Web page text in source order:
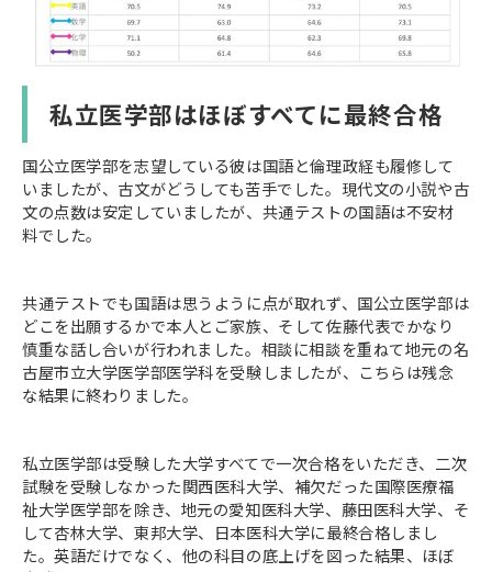
私立医学部はほぼすべてに最終合格
国公立医学部を志望している彼は国語と倫理政経も履修して
いましたが、古文がどうしても苦手でした。現代文の小説や古
文の点数は安定していましたが、共通テストの国語は不安材
料でした。
共通テストでも国語は思うように点が取れず、国公立医学部は
どこを出願するかで本人とご家族、そして佐藤代表でかなり
慎重な話し合いが行われました。相談に相談を重ねて地元の名
古屋市立大学医学部医学科を受験しましたが、こちらは残念
な結果に終わりました。
私立医学部は受験した大学すべてで一次合格をいただき、二次
試験を受験しなかった関西医科大学、補欠だった国際医療福
祉大学医学部を除き、地元の愛知医科大学、藤田医科大学、そ
して杏林大学、東邦大学、日本医科大学に最終合格しまし
た。英語だけでなく、他の科目の底上げを図った結果、ほぼ